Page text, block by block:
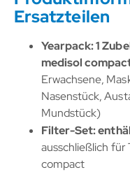
Ersatzteilen
Yearpack: 1
medisol
Erwachsene,
Nasenstück,
Mundstück)
Filter-Set:
ausschließlich
compact